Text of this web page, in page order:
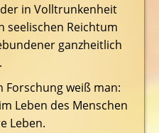
in Volltrunkenheit
seelischen Reichtum
ganzheitlich
Forschung weiß man:
Leben des Menschen
Leben.